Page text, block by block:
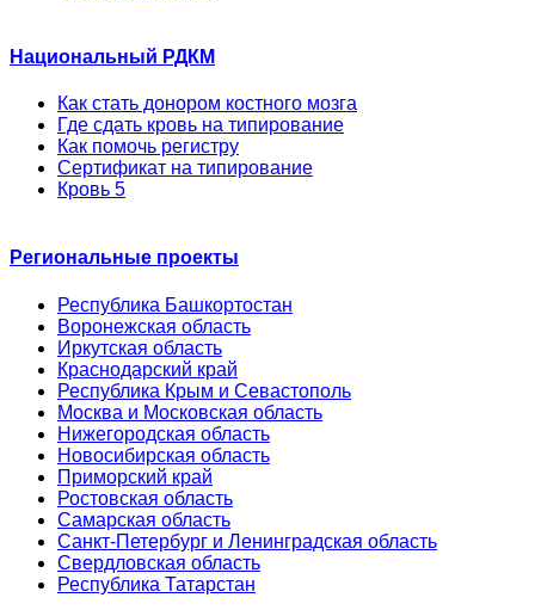
Национальный РДКМ
Как стать донором костного мозга
Где сдать кровь на типирование
Как помочь регистру
Сертификат на типирование
Кровь 5
Региональные проекты
Республика Башкортостан
Воронежская область
Иркутская область
Краснодарский край
Республика Крым и Севастополь
Москва и Московская область
Нижегородская область
Новосибирская область
Приморский край
Ростовская область
Самарская область
Санкт-Петербург и Ленинградская область
Свердловская область
Республика Татарстан